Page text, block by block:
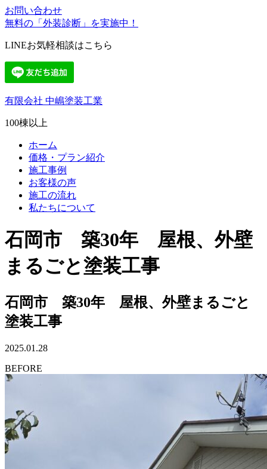
お問い合わせ
無料の「外装診断」を実施中！
LINEお気軽相談はこちら
有限会社 中嶋塗装工業
100棟以上
ホーム
価格・プラン紹介
施工事例
お客様の声
施工の流れ
私たちについて
石岡市 築30年 屋根、外壁
まるごと塗装工事
石岡市 築30年 屋根、外壁まるごと
塗装工事
2025.01.28
BEFORE